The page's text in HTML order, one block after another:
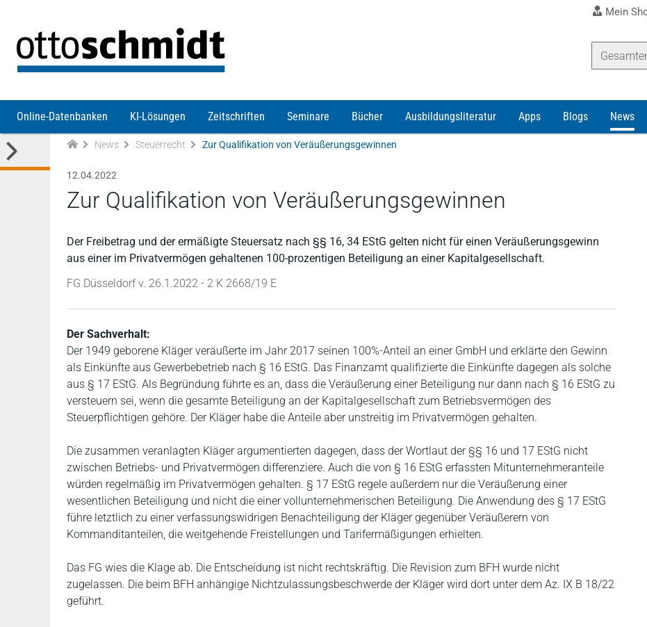
Mein
Online-Datenbanken KI-Lösungen Zeitschriften Seminare Bücher Ausbildungsliteratur Apps Blogs News
News Steuerrecht Zur Qualifikation von Veräußerungsgewinnen
12.04.2022
Zur Qualifikation von Veräußerungsgewinnen
Der Freibetrag und der ermäßigte Steuersatz nach §§ 16, 34 EStG gelten nicht für einen Veräußerungsgewinn
aus einer im Privatvermögen gehaltenen 100-prozentigen Beteiligung an einer Kapitalgesellschaft.
FG Düsseldorf v. 26.1.2022 - 2 K 2668/19 E
Der Sachverhalt:
Der 1949 geborene Kläger veräußerte im Jahr 2017 seinen 100%-Anteil an einer GmbH und erklärte den Gewinn
als Einkünfte aus Gewerbebetrieb nach § 16 EStG. Das Finanzamt qualifizierte die Einkünfte dagegen als solche
aus § 17 EStG. Als Begründung führte es an, dass die Veräußerung einer Beteiligung nur dann nach § 16 EStG zu
versteuern sei, wenn die gesamte Beteiligung an der Kapitalgesellschaft zum Betriebsvermögen des
Steuerpflichtigen gehöre. Der Kläger habe die Anteile aber unstreitig im Privatvermögen gehalten.
Die zusammen veranlagten Kläger argumentierten dagegen, dass der Wortlaut der §§ 16 und 17 EStG nicht
zwischen Betriebs- und Privatvermögen differenziere. Auch die von § 16 EStG erfassten Mitunternehmeranteile
würden regelmäßig im Privatvermögen gehalten. § 17 EStG regele außerdem nur die Veräußerung einer
wesentlichen Beteiligung und nicht die einer vollunternehmerischen Beteiligung. Die Anwendung des § 17 EStG
führe letztlich zu einer verfassungswidrigen Benachteiligung der Kläger gegenüber Veräußerern von
Kommanditanteilen, die weitgehende Freistellungen und Tarifermäßigungen erhielten.
Das FG wies die Klage ab. Die Entscheidung ist nicht rechtskräftig. Die Revision zum BFH wurde nicht
zugelassen. Die beim BFH anhängige Nichtzulassungsbeschwerde der Kläger wird dort unter dem Az. IX B 18/22
geführt.